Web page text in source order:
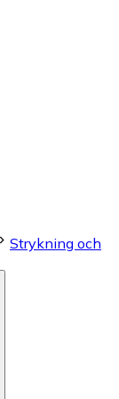
Strykning och